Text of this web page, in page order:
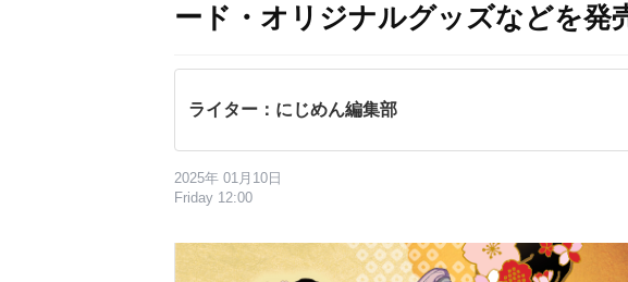
ード・オリジナルグッズなどを発
ライター：にじめん編集部
2025年 01月10日
Friday 12:00